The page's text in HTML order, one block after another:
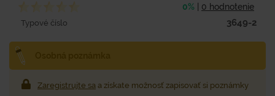
0% 0 hodnotenie
Typové číslo 3649-2
Zaregistrujte sa a získate možnosť zapisovať si poznámky